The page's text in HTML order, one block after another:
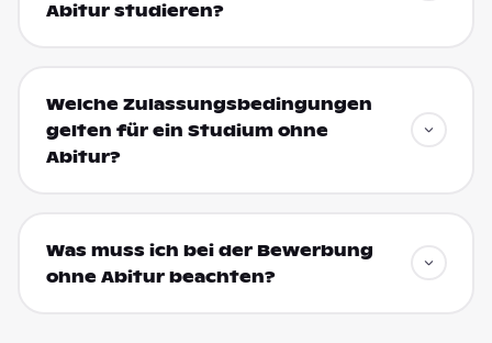
Abitur studieren?
Welche Zulassungsbedingungen
gelten für ein Studium ohne
Abitur?
Was muss ich bei der Bewerbung
ohne Abitur beachten?